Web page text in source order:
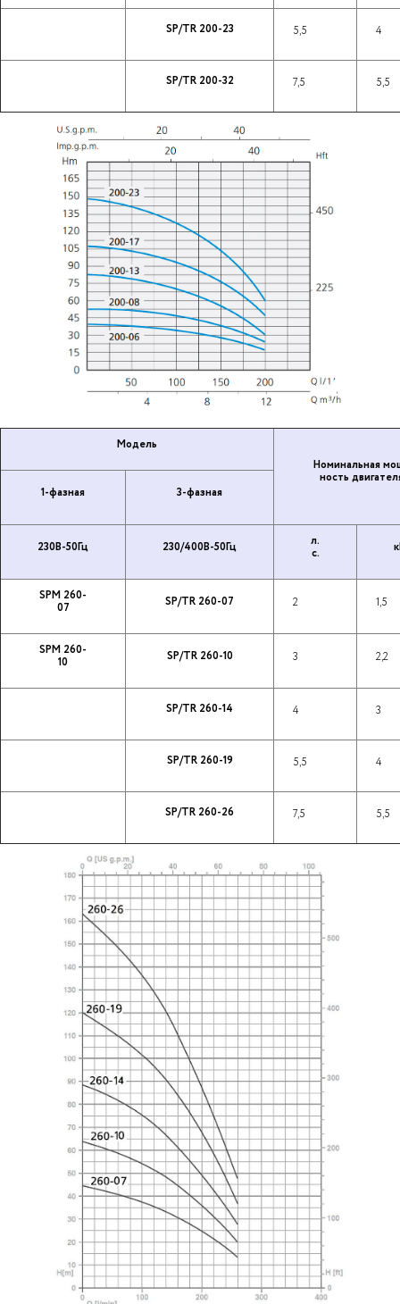
SP/TR 200-23 5,5 4
SP/TR 200-32 7,5 5,5
Модель
Но­ми­наль­ная
ность
1-фазная
3-фазная
230В-50Гц 230/400В-50Гц
л.
с.
SPM 260-
07
SP/TR 260-07 2 1,5
SPM 260-
10
SP/TR 260-10 3 2,2
SP/TR 260-14 4 3
SP/TR 260-19 5,5 4
SP/TR 260-26 7,5 5,5